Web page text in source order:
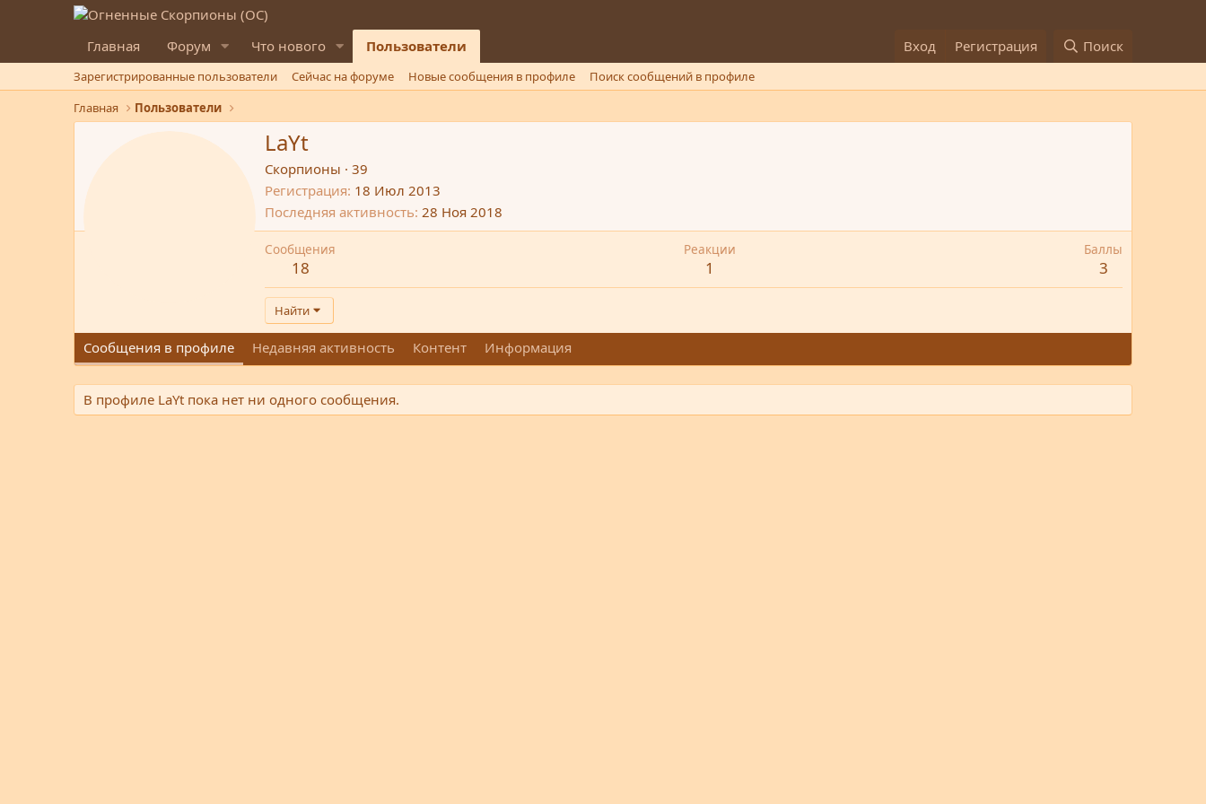
Главная Форум Что нового Пользователи Вход Регистрация Поиск
Зарегистрированные пользователи Сейчас на форуме Новые сообщения в профиле
Поиск сообщений в профиле
Главная
Пользователи
LaYt
Скорпионы · 39
Регистрация 18 Июл 2013
Последняя активность 28 Ноя 2018
Сообщения
18
Реакции
1
Баллы
3
Найти
Сообщения в профиле Недавняя активность Контент Информация
В профиле LaYt пока нет ни одного сообщения.